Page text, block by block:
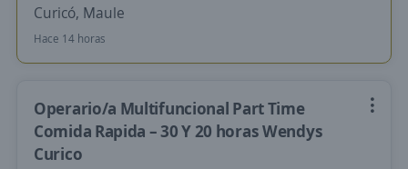
Curicó, Maule
Hace 14 horas
Operario/a Multifuncional Part Time
Comida Rapida – 30 Y 20 horas Wendys
Curico